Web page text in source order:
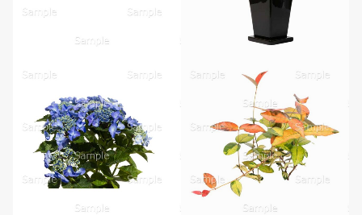
無料ダウンロード